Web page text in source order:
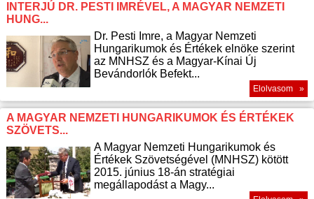
INTERJÚ DR. PESTI IMRÉVEL, A MAGYAR NEMZETI
HUNG...
Dr. Pesti Imre, a Magyar Nemzeti
Hungarikumok és Értékek elnöke szerint
az MNHSZ és a Magyar-Kínai Új
Bevándorlók Befekt...
Elolvasom »
A MAGYAR NEMZETI HUNGARIKUMOK ÉS ÉRTÉKEK
SZÖVETS...
A Magyar Nemzeti Hungarikumok és
Értékek Szövetségével (MNHSZ) kötött
2015. június 18-án stratégiai
megállapodást a Magy...